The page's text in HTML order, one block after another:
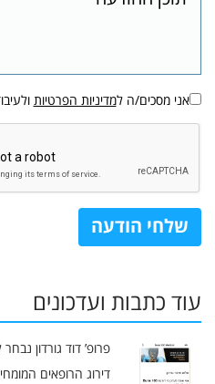
אני מסכים/ה למדיניות הפרטיות
עוד כתבות ועדכונים
דירוג הרופאים